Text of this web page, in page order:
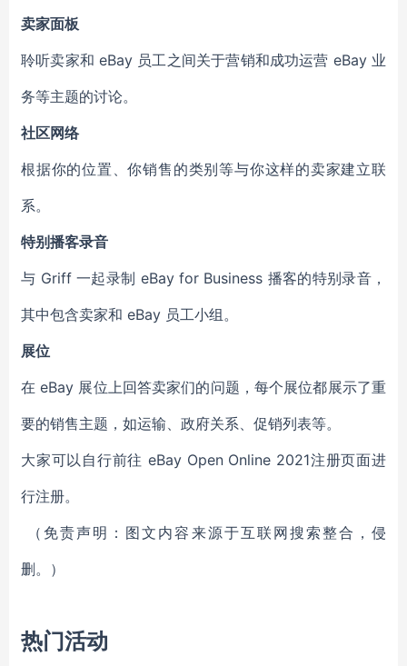
卖家面板
聆听卖家和 eBay 员工之间关于营销和成功运营 eBay 业
务等主题的讨论。
社区网络
根据你的位置、你销售的类别等与你这样的卖家建立联
系。
特别播客录音
与 Griff 一起录制 eBay for Business 播客的特别录音，
其中包含卖家和 eBay 员工小组。
展位
在 eBay 展位上回答卖家们的问题，每个展位都展示了重
要的销售主题，如运输、政府关系、促销列表等。
大家可以自行前往 eBay Open Online 2021注册页面进
行注册。
（ 免责声明：图文内容来源于互联网搜索整合，侵
删。）
热门活动